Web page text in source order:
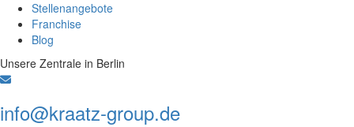
Stellenangebote
Franchise
Blog
Unsere Zentrale in Berlin
info@kraatz-group.de